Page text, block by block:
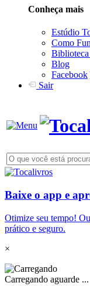
Conheça mais
Estúdio
Como
Blog
Facebook
Sair
Baixe o app e
Otimize seu tempo!
prático e seguro.
×
Carregando aguarde ...